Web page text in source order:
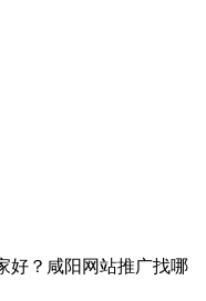
好？咸阳网站推广找哪